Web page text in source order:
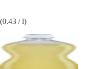
(0.43 / l)